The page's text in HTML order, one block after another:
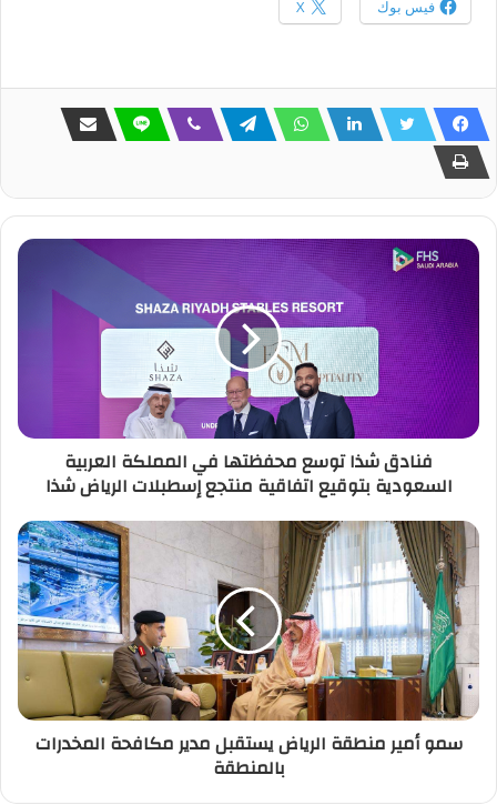
فيس بوك X
فنادق شذا توسع محفظتها في المملكة العربية
السعودية بتوقيع اتفاقية منتجع إسطبلات الرياض شذا
سمو أمير منطقة الرياض يستقبل مدير مكافحة المخدرات
بالمنطقة